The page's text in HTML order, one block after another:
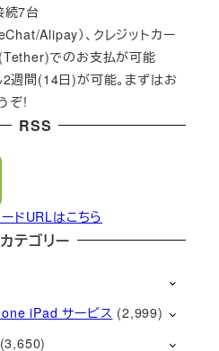
続7台
Alipay）、クレジットカー
でのお支払が可能
週間(14日)が可能。まずはお
ぞ!
RSS
ドURLはこちら
カテゴリー
iPad サービス (2,999)
(3,650)